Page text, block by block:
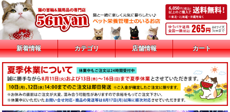
新着情報 カテゴリ 店舗情報 カート